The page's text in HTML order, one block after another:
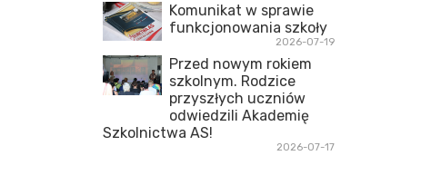
Komunikat w sprawie
funkcjonowania szkoły
2026-07-19
Przed nowym rokiem
szkolnym. Rodzice
przyszłych uczniów
odwiedzili Akademię
Szkolnictwa AS!
2026-07-17